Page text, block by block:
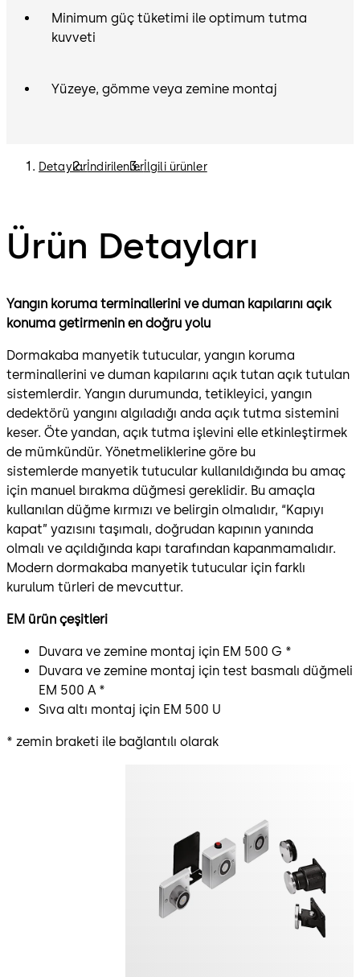
Minimum güç tüketimi ile optimum tutma
kuvveti
Yüzeye, gömme veya zemine montaj
Detaylar İndirilenlerİlgili ürünler
Ürün Detayları
Yangın koruma terminallerini ve duman kapılarını açık
konuma getirmenin en doğru yolu
Dormakaba manyetik tutucular, yangın koruma
terminallerini ve duman kapılarını açık tutan açık tutulan
sistemlerdir. Yangın durumunda, tetikleyici, yangın
dedektörü yangını algıladığı anda açık tutma sistemini
keser. Öte yandan, açık tutma işlevini elle etkinleştirmek
de mümkündür. Yönetmeliklerine göre bu
sistemlerde manyetik tutucular kullanıldığında bu amaç
için manuel bırakma düğmesi gereklidir. Bu amaçla
kullanılan düğme kırmızı ve belirgin olmalıdır, “Kapıyı
kapat” yazısını taşımalı, doğrudan kapının yanında
olmalı ve açıldığında kapı tarafından kapanmamalıdır.
Modern dormakaba manyetik tutucular için farklı
kurulum türleri de mevcuttur.
EM ürün çeşitleri
Duvara ve zemine montaj için EM 500 G *
Duvara ve zemine montaj için test basmalı düğmeli
EM 500 A *
Sıva altı montaj için EM 500 U
* zemin braketi ile bağlantılı olarak